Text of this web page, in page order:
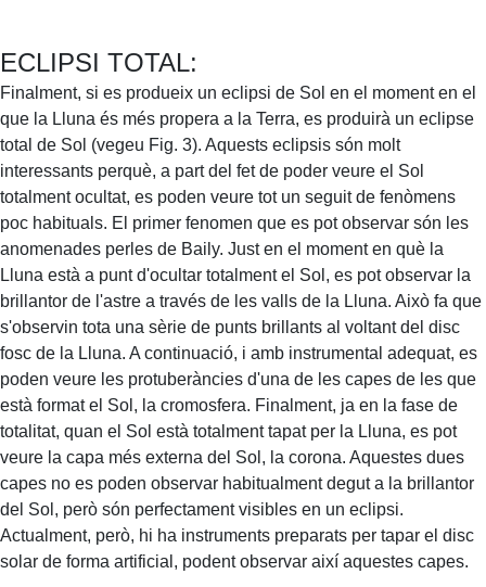
ECLIPSI TOTAL:
Finalment, si es produeix un eclipsi de Sol en el moment en el
que la Lluna és més propera a la Terra, es produirà un eclipse
total de Sol (vegeu Fig. 3). Aquests eclipsis són molt
interessants perquè, a part del fet de poder veure el Sol
totalment ocultat, es poden veure tot un seguit de fenòmens
poc habituals. El primer fenomen que es pot observar són les
anomenades perles de Baily. Just en el moment en què la
Lluna està a punt d'ocultar totalment el Sol, es pot observar la
brillantor de l'astre a través de les valls de la Lluna. Això fa que
s'observin tota una sèrie de punts brillants al voltant del disc
fosc de la Lluna. A continuació, i amb instrumental adequat, es
poden veure les protuberàncies d'una de les capes de les que
està format el Sol, la cromosfera. Finalment, ja en la fase de
totalitat, quan el Sol està totalment tapat per la Lluna, es pot
veure la capa més externa del Sol, la corona. Aquestes dues
capes no es poden observar habitualment degut a la brillantor
del Sol, però són perfectament visibles en un eclipsi.
Actualment, però, hi ha instruments preparats per tapar el disc
solar de forma artificial, podent observar així aquestes capes.